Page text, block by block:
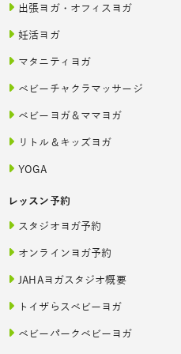
出張ヨガ・オフィスヨガ
妊活ヨガ
マタニティヨガ
ベビーチャクラマッサージ
ベビーヨガ＆ママヨガ
リトル＆キッズヨガ
YOGA
レッスン予約
スタジオヨガ予約
オンラインヨガ予約
JAHAヨガスタジオ概要
トイザらスベビーヨガ
ベビーパークベビーヨガ